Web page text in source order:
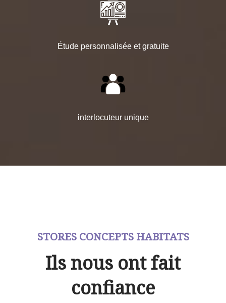
Étude personnalisée et gratuite
interlocuteur unique
STORES CONCEPTS HABITATS
Ils nous ont fait
confiance